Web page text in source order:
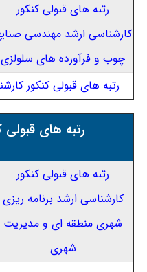
رتبه های قبولی کنکور
کارشناسی ارشد مهندسی
چوب و فرآورده های سلولزی
رتبه های قبولی کنکور
رتبه های قبولی
رتبه های قبولی کنکور
کارشناسی ارشد برنامه ریزی
شهری منطقه ای و مدیریت
شهری